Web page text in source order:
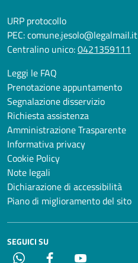
URP protocollo
PEC:comune.jesolo@legalmail.it
Centralino unico:0421359111
Leggi le FAQ
Prenotazione appuntamento
Segnalazione disservizio
Richiesta assistenza
Amministrazione Trasparente
Informativa privacy
Cookie Policy
Note legali
Dichiarazione di accessibilità
Piano di miglioramento del sito
SEGUICI SU
Whatsapp Facebook